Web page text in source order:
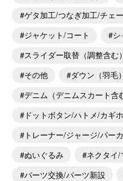
ゲタ加工/つなぎ加工/チェ
ジャケット/コート
シ
スライダー取替（調整含む）
その他
ダウン（羽毛）
デニム（デニムスカート含
ドットボタン/ハトメ/カギ
トレーナー/ジャージ/パー
ぬいぐるみ
ネクタイ
パーツ交換/パーツ新設